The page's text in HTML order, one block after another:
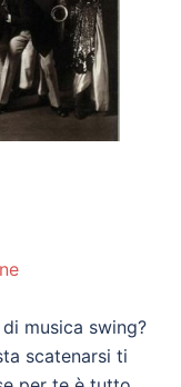
musica swing?
scatenarsi ti